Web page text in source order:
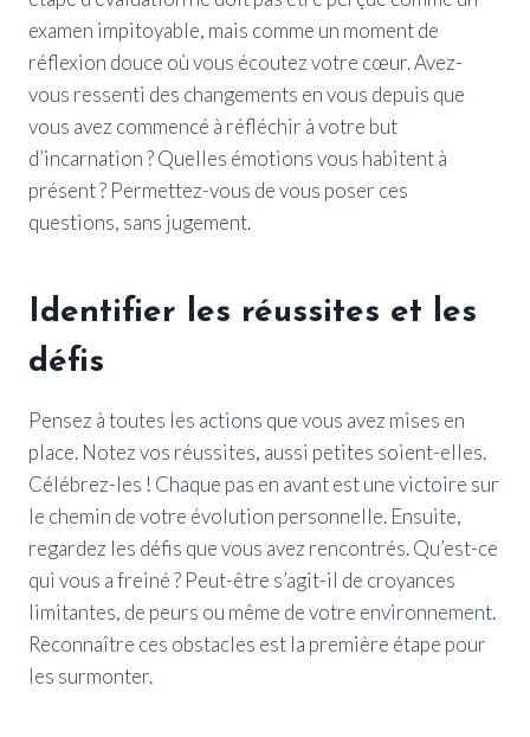
examen impitoyable, mais comme un moment de
réflexion douce où vous écoutez votre cœur. Avez-
vous ressenti des changements en vous depuis que
vous avez commencé à réfléchir à votre but
d’incarnation ? Quelles émotions vous habitent à
présent ? Permettez-vous de vous poser ces
questions, sans jugement.
Identifier les réussites et les
défis
Pensez à toutes les actions que vous avez mises en
place. Notez vos réussites, aussi petites soient-elles.
Célébrez-les ! Chaque pas en avant est une victoire sur
le chemin de votre évolution personnelle. Ensuite,
regardez les défis que vous avez rencontrés. Qu’est-ce
qui vous a freiné ? Peut-être s’agit-il de croyances
limitantes, de peurs ou même de votre environnement.
Reconnaître ces obstacles est la première étape pour
les surmonter.